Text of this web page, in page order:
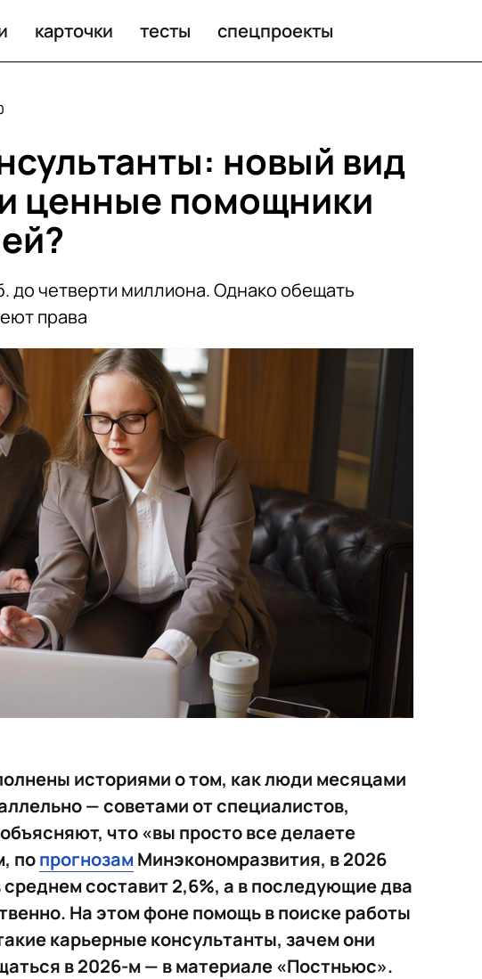
карточки тесты спецпроекты
новый вид
ценные помощники
до четверти миллиона. Однако обещать
права
историями о том, как люди месяцами
— советами от специалистов,
что «вы просто все делаете
попрогнозам Минэкономразвития, в 2026
среднем составит 2,6%, а в последующие два
На этом фоне помощь в поиске работы
карьерные консультанты, зачем они
в 2026-м — в материале «Постньюс».